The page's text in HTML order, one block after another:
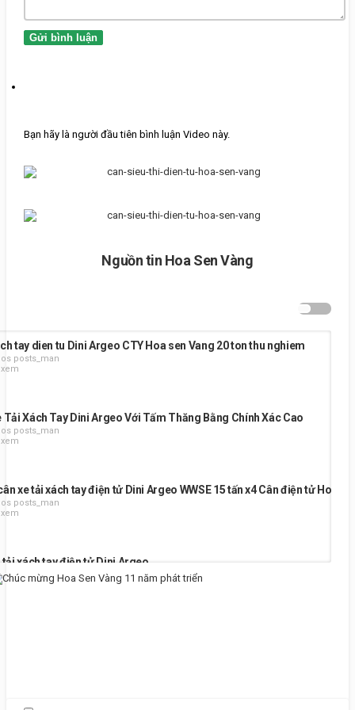
Gửi bình luận
Bạn hãy là người đầu tiên bình luận Video này.
Nguồn tin Hoa Sen Vàng
tay dien tu Dini Argeo CTY Hoa sen Vang 20 ton thu nghiem
posts_man
Tải Xách Tay Dini Argeo Với Tấm Thăng Bằng Chính Xác Cao
posts_man
xe tải xách tay điện tử Dini Argeo WWSE 15 tấn x4 Cân điện tử Hoa
posts_man
tải xách tay điện tử Dini Argeo
posts_man
xem
tử Dini Argeo - Solutions Overview